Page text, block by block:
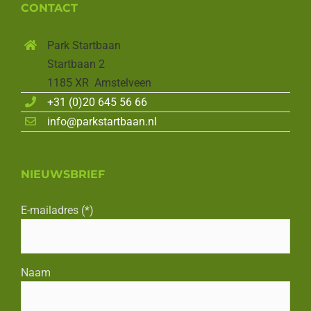
CONTACT
Park Startbaan
Startbaan 2
1185 XR Amstelveen
+31 (0)20 645 56 66
info@parkstartbaan.nl
NIEUWSBRIEF
E-mailadres (*)
Naam